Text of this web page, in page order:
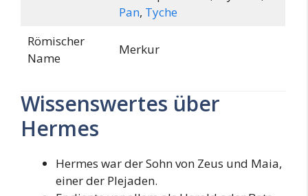
Pan, Tyche
Römischer
Name
Merkur
Wissenswertes über
Hermes
Hermes war der Sohn von Zeus und Maia,
einer der Plejaden.